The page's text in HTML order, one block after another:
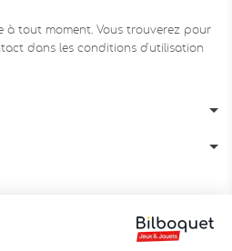
à tout moment. Vous trouverez pour
dans les conditions d'utilisation